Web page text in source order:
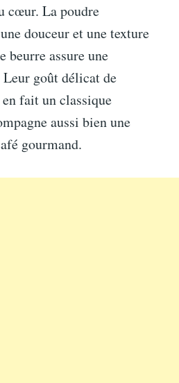
cœur. La poudre
douceur et une texture
beurre assure une
Leur goût délicat de
fait un classique
aussi bien une
gourmand.